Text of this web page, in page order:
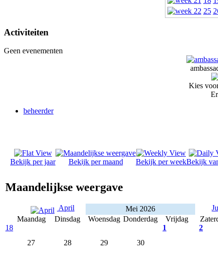
25
Activiteiten
Geen evenementen
Kies
beheerder
Bekijk per jaar Bekijk per maand Bekijk per weekBekijk
Maandelijkse weergave
April Mei 2026
Maandag
Dinsdag Woensdag Donderdag Vrijdag
18
27
28 29 30
1 2